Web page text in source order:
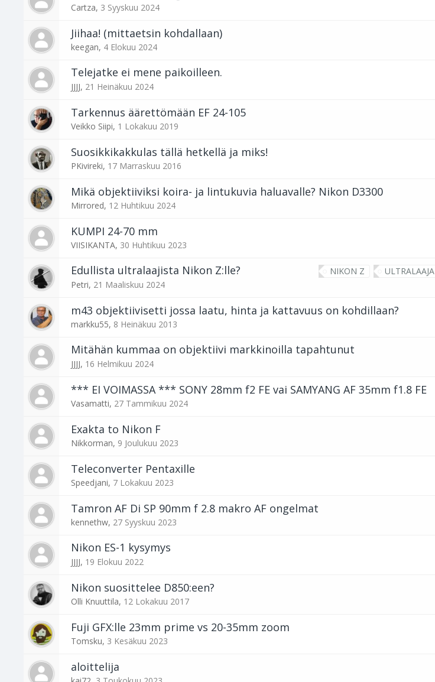
Cartza, 3 Syyskuu 2024
Jiihaa! (mittaetsin kohdallaan)
keegan, 4 Elokuu 2024
Telejatke ei mene paikoilleen.
JJJJ, 21 Heinäkuu 2024
Tarkennus äärettömään EF 24-105
Veikko Siipi, 1 Lokakuu 2019
Suosikkikakkulas tällä hetkellä ja miks!
PKivireki, 17 Marraskuu 2016
Mikä objektiiviksi koira- ja lintukuvia haluavalle? Nikon D3300
Mirrored, 12 Huhtikuu 2024
KUMPI 24-70 mm
VIISIKANTA, 30 Huhtikuu 2023
Edullista ultralaajista Nikon Z:lle? NIKON Z ULTRALAAJA
Petri, 21 Maaliskuu 2024
m43 objektiivisetti jossa laatu, hinta ja kattavuus on kohdillaan?
markku55, 8 Heinäkuu 2013
Mitähän kummaa on objektiivi markkinoilla tapahtunut
JJJJ, 16 Helmikuu 2024
*** EI VOIMASSA *** SONY 28mm f2 FE vai SAMYANG AF 35mm f1.8 FE
Vasamatti, 27 Tammikuu 2024
Exakta to Nikon F
Nikkorman, 9 Joulukuu 2023
Teleconverter Pentaxille
Speedjani, 7 Lokakuu 2023
Tamron AF Di SP 90mm f 2.8 makro AF ongelmat
kennethw, 27 Syyskuu 2023
Nikon ES-1 kysymys
JJJJ, 19 Elokuu 2022
Nikon suosittelee D850:een?
Olli Knuuttila, 12 Lokakuu 2017
Fuji GFX:lle 23mm prime vs 20-35mm zoom
Tomsku, 3 Kesäkuu 2023
aloittelija